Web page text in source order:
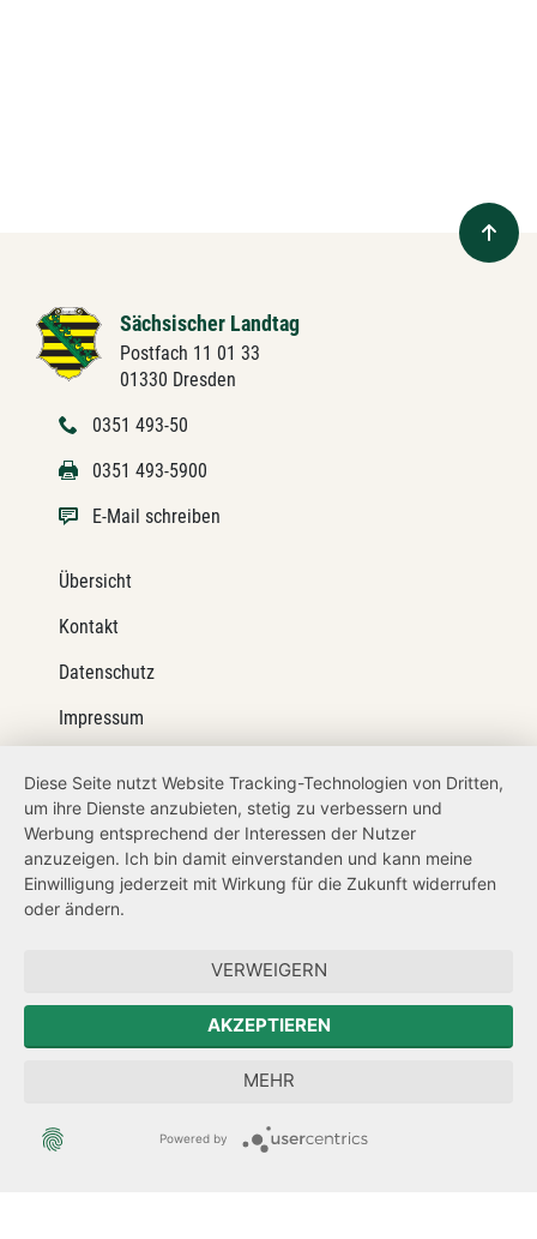
Sächsischer Landtag
Postfach 11 01 33
01330 Dresden
0351 493-50
0351 493-5900
E-Mail schreiben
Übersicht
Kontakt
Datenschutz
Impressum
Netiquette
Transparenzanspruch
Hinweisgeberschutz
Forum Mitteleuropa
Der Sächsische Integrationsbeauftragte
Sächsische Landesbeauftragte zur Aufarbeitung der SED-
Diese Seite nutzt Website Tracking-Technologien von Dritten,
um ihre Dienste anzubieten, stetig zu verbessern und
Werbung entsprechend der Interessen der Nutzer
anzuzeigen. Ich bin damit einverstanden und kann meine
Einwilligung jederzeit mit Wirkung für die Zukunft widerrufen
oder ändern.
VERWEIGERN
AKZEPTIEREN
MEHR
Powered by